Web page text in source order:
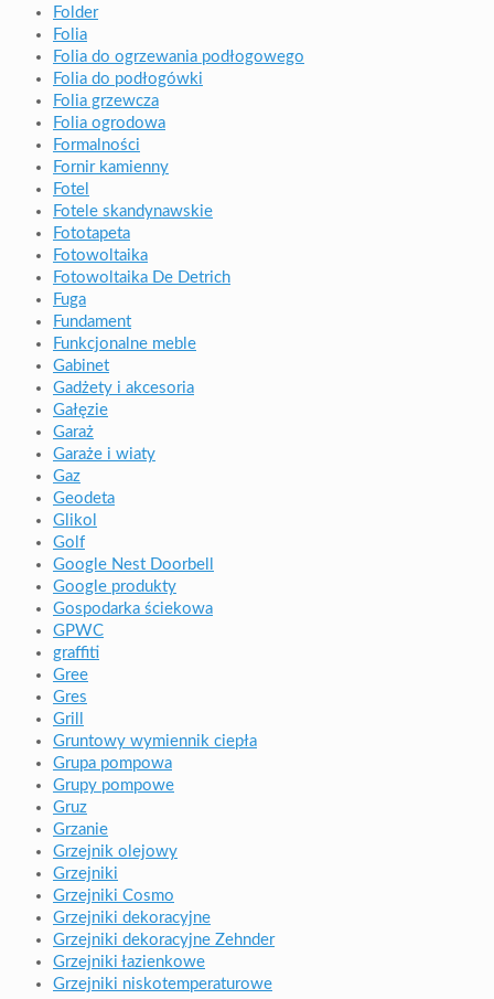
Folder
Folia
Folia do ogrzewania podłogowego
Folia do podłogówki
Folia grzewcza
Folia ogrodowa
Formalności
Fornir kamienny
Fotel
Fotele skandynawskie
Fototapeta
Fotowoltaika
Fotowoltaika De Detrich
Fuga
Fundament
Funkcjonalne meble
Gabinet
Gadżety i akcesoria
Gałęzie
Garaż
Garaże i wiaty
Gaz
Geodeta
Glikol
Golf
Google Nest Doorbell
Google produkty
Gospodarka ściekowa
GPWC
graffiti
Gree
Gres
Grill
Gruntowy wymiennik ciepła
Grupa pompowa
Grupy pompowe
Gruz
Grzanie
Grzejnik olejowy
Grzejniki
Grzejniki Cosmo
Grzejniki dekoracyjne
Grzejniki dekoracyjne Zehnder
Grzejniki łazienkowe
Grzejniki niskotemperaturowe